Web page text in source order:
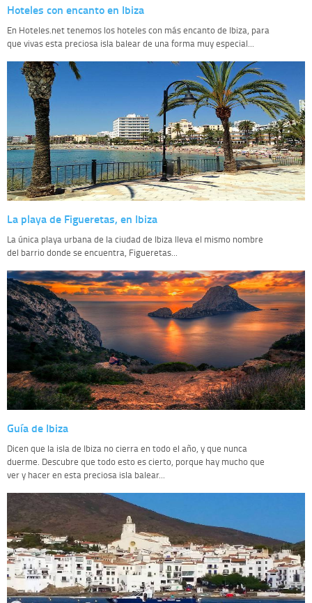
Hoteles con encanto en Ibiza
En Hoteles.net tenemos los hoteles con más encanto de Ibiza, para
que vivas esta preciosa isla balear de una forma muy especial...
La playa de Figueretas, en Ibiza
La única playa urbana de la ciudad de Ibiza lleva el mismo nombre
del barrio donde se encuentra, Figueretas...
Guía de Ibiza
Dicen que la isla de Ibiza no cierra en todo el año, y que nunca
duerme. Descubre que todo esto es cierto, porque hay mucho que
ver y hacer en esta preciosa isla balear...